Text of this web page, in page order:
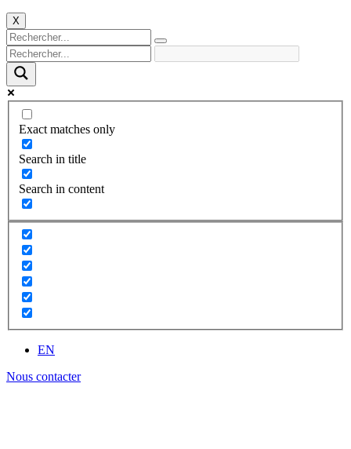
X
Exact matches only
Search in title
Search in content
EN
Nous contacter